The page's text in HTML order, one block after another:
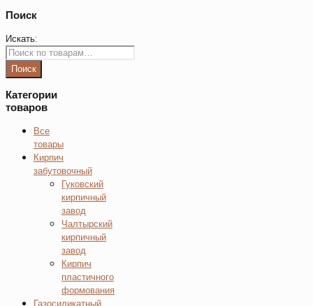
Поиск
Искать:
Поиск
Категории
товаров
Все
товары
Кирпич
забутовочный
Гуковский
кирпичный
завод
Чалтырский
кирпичный
завод
Кирпич
пластичного
формования